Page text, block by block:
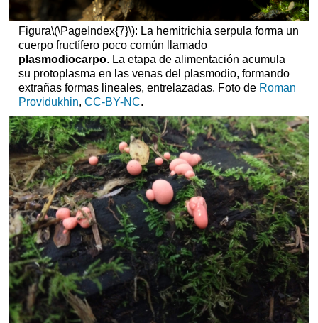
Figura\(\PageIndex{7}\): La hemitrichia serpula forma un
cuerpo fructífero poco común llamado
plasmodiocarpo. La etapa de alimentación acumula
su protoplasma en las venas del plasmodio, formando
extrañas formas lineales, entrelazadas. Foto de Roman
Providukhin, CC-BY-NC.